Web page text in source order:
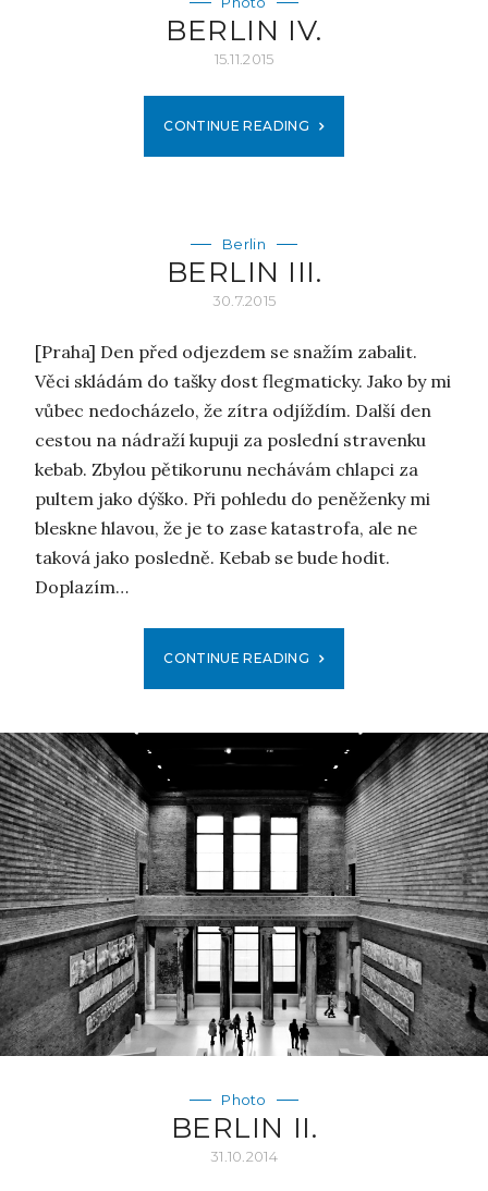
BERLIN IV.
15.11.2015
CONTINUE READING
Berlin
BERLIN III.
30.7.2015
[Praha] Den před odjezdem se snažím zabalit.
Věci skládám do tašky dost flegmaticky. Jako by mi
vůbec nedocházelo, že zítra odjíždím. Další den
cestou na nádraží kupuji za poslední stravenku
kebab. Zbylou pětikorunu nechávám chlapci za
pultem jako dýško. Při pohledu do peněženky mi
bleskne hlavou, že je to zase katastrofa, ale ne
taková jako posledně. Kebab se bude hodit.
Doplazím…
CONTINUE READING
Photo
BERLIN II.
31.10.2014